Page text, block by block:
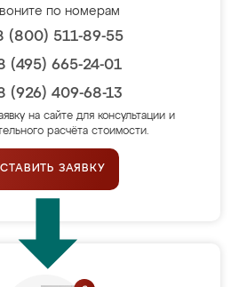
по номерам
(800) 511-89-55
(495) 665-24-01
(926) 409-68-13
на сайте для консультации и
расчёта стоимости.
ЗАЯВКУ